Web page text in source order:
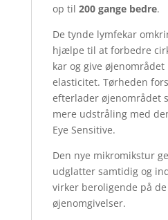
op til 200 gange bedre.
De tynde lymfekar
hjælpe til at forbedre
kar og give
elasticitet. Tørheden
efterlader øjenområdet
mere udstråling med
Eye Sensitive.
Den nye mikromikstur
udglatter samtidig og
virker beroligende på
øjenomgivelser.